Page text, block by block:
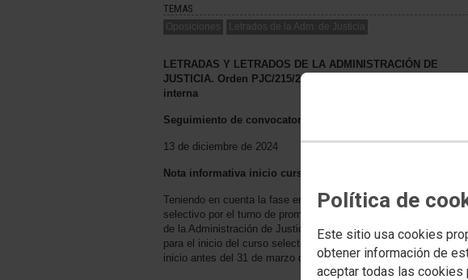
Política de
Este sitio usa cookies
obtener información de
aceptar todas las cookies
TEMAS
Oposiciones Letrados de la Adm. de Justicia
LETRADAS Y LETRADOS DE LA ADMINISTRACIÓN DE
JUSTICIA. Orden PJC/215/2024, de 20 de febrero Promoción
interna
Seguimiento de convocatoria
13 de diciembre de 2024
Nota informativa inicio curso selectivo
​Teniendo en cuenta la fase en la que se encuentra el proceso
selectivo por el turno de promoción interna del Cuerpo de Letrados
de la Administración de Justicia, y dada la planificación realizada
para el inicio del curso selectivo, se informa que no está previsto
inicio antes del 31 de marzo de 2025